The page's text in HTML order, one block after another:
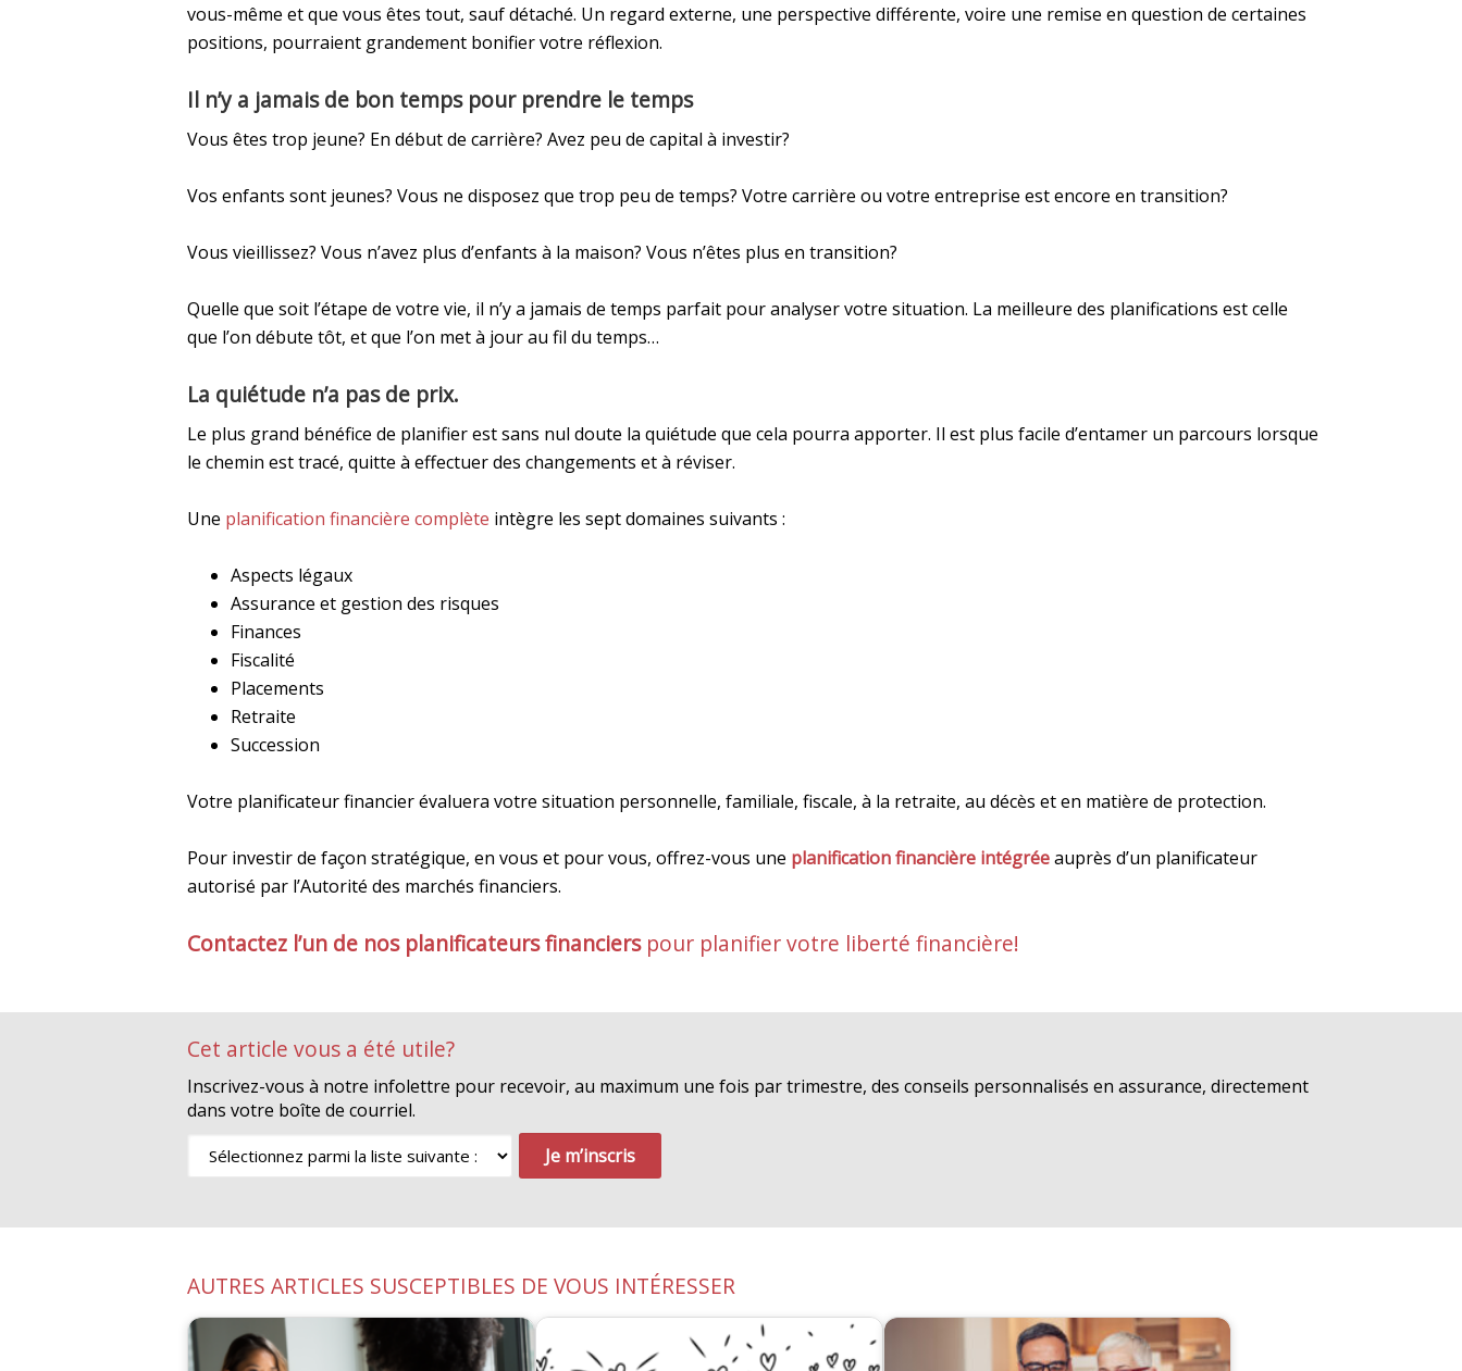
vous-même et que vous êtes tout, sauf détaché. Un regard externe, une perspective différente, voire une remise en question de certaines
positions, pourraient grandement bonifier votre réflexion.
Il n’y a jamais de bon temps pour prendre le temps
Vous êtes trop jeune? En début de carrière? Avez peu de capital à investir?
Vos enfants sont jeunes? Vous ne disposez que trop peu de temps? Votre carrière ou votre entreprise est encore en transition?
Vous vieillissez? Vous n’avez plus d’enfants à la maison? Vous n’êtes plus en transition?
Quelle que soit l’étape de votre vie, il n’y a jamais de temps parfait pour analyser votre situation. La meilleure des planifications est celle
que l’on débute tôt, et que l’on met à jour au fil du temps…
La quiétude n’a pas de prix.
Le plus grand bénéfice de planifier est sans nul doute la quiétude que cela pourra apporter. Il est plus facile d’entamer un parcours lorsque
le chemin est tracé, quitte à effectuer des changements et à réviser.
Une planification financière complète intègre les sept domaines suivants :
Aspects légaux
Assurance et gestion des risques
Finances
Fiscalité
Placements
Retraite
Succession
Votre planificateur financier évaluera votre situation personnelle, familiale, fiscale, à la retraite, au décès et en matière de protection.
Pour investir de façon stratégique, en vous et pour vous, offrez-vous une planification financière intégréeauprès d’un planificateur
autorisé par l’Autorité des marchés financiers.
Contactez l’un de nos planificateurs financierspour planifier votre liberté financière!
Cet article vous a été utile?
Inscrivez-vous à notre infolettre pour recevoir, au maximum une fois par trimestre, des conseils personnalisés en assurance, directement
dans votre boîte de courriel.
AUTRES ARTICLES SUSCEPTIBLES DE VOUS INTÉRESSER